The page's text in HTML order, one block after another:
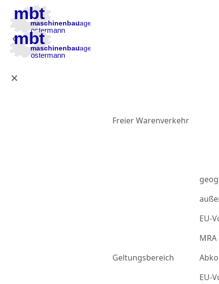
Zur Hauptnavigation
Zum Inhalt
Zur Fußzeile
Freier Warenverkehr
Geltungsbereich
EU-
EU-